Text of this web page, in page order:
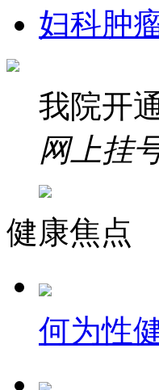
妇科肿
我院开
网上挂
健康焦点
何为性